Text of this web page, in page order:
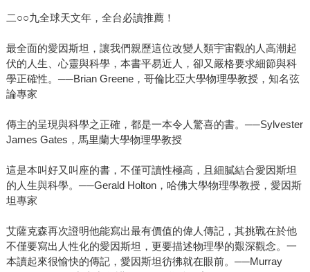
二○○九全球天文年，全台必讀推薦！
最全面的愛因斯坦，讓我們親歷這位改變人類宇宙觀的人高潮起
伏的人生、心靈與科學，本書平易近人，卻又嚴格要求細節與科
學正確性。──Brian Greene，哥倫比亞大學物理學教授，知名弦
論專家
傳主的呈現與科學之正確，都是一本令人驚喜的書。──Sylvester
James Gates，馬里蘭大學物理學教授
這是本叫好又叫座的書，不僅可讀性極高，且細膩結合愛因斯坦
的人生與科學。──Gerald Holton，哈佛大學物理學教授，愛因斯
坦專家
艾薩克森再次證明他能寫出最有價值的偉人傳記，其挑戰在於他
不僅要寫出人性化的愛因斯坦，更要描述物理學的艱深觀念。一
本讀起來很愉快的傳記，愛因斯坦彷彿就在眼前。──Murray